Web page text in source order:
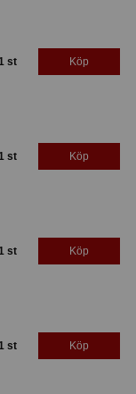
st Köp
st Köp
st Köp
st Köp